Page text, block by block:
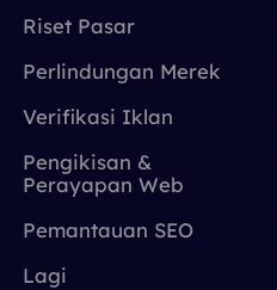
Riset Pasar
Perlindungan Merek
Verifikasi Iklan
Pengikisan &
Perayapan Web
Pemantauan SEO
Lagi